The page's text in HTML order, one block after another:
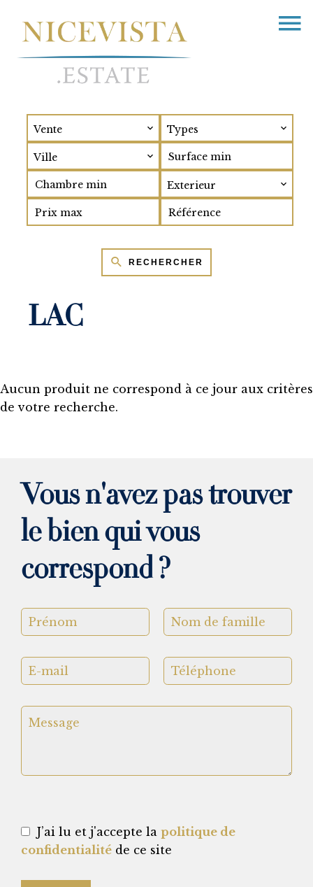
Vente Types
Ville
Exterieur
RECHERCHER
LAC
Aucun produit ne correspond à ce jour aux critères
de votre recherche.
Vous n'avez pas trouver
le bien qui vous
correspond ?
J’ai lu et j'accepte la politique de
confidentialité de ce site